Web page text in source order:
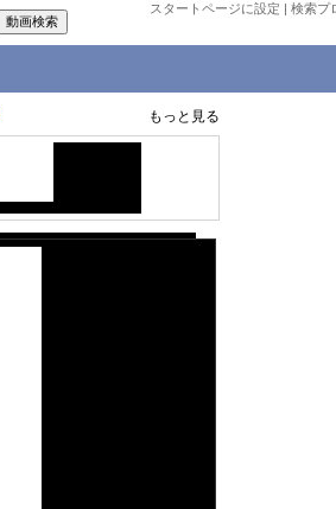
スタートページに設定 | 検索プ
もっと見る